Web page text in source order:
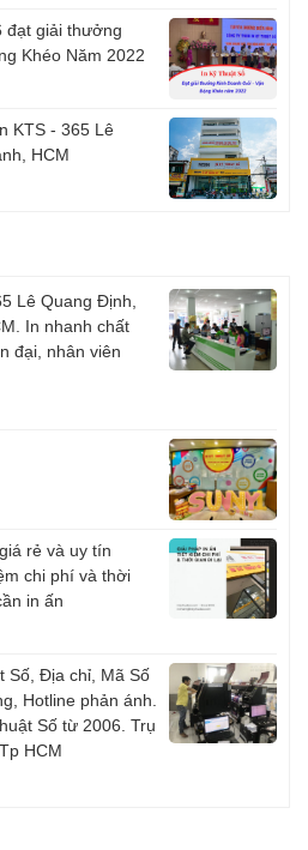
đạt giải thưởng
Khéo Năm 2022
KTS - 365 Lê
HCM
Lê Quang Định,
In nhanh chất
đại, nhân viên
rẻ và uy tín
chi phí và thời
in ấn
Số, Địa chỉ, Mã Số
Hotline phản ánh.
Số từ 2006. Trụ
HCM